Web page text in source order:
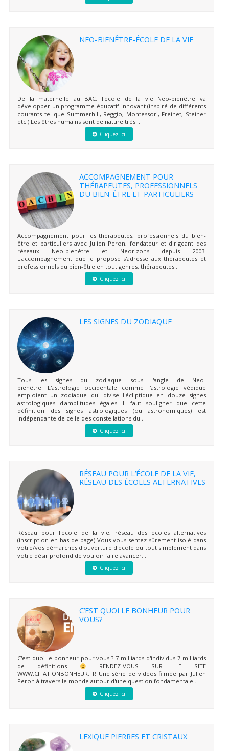
NEO-BIENÊTRE-ÉCOLE DE LA VIE
De la maternelle au BAC, l'école de la vie Neo-bienêtre va
développer un programme éducatif innovant (inspiré de différents
courants tel que Summerhill, Reggio, Montessori, Freinet, Steiner
etc.) Les êtres humains sont de nature très...
Cliquez ici
ACCOMPAGNEMENT POUR
THÉRAPEUTES, PROFESSIONNELS
DU BIEN-ÊTRE ET PARTICULIERS
Accompagnement pour les thérapeutes, professionnels du bien-
être et particuliers avec Julien Peron, fondateur et dirigeant des
réseaux Neo-bienêtre et Neorizons depuis 2003.
L'accompagnement que je propose s'adresse aux thérapeutes et
professionnels du bien-être en tout genres, thérapeutes...
Cliquez ici
LES SIGNES DU ZODIAQUE
Tous les signes du zodiaque sous l'angle de Neo-
bienêtre. L'astrologie occidentale comme l'astrologie védique
emploient un zodiaque qui divise l'écliptique en douze signes
astrologiques d'amplitudes égales. Il faut souligner que cette
définition des signes astrologiques (ou astronomiques) est
indépendante de celle des constellations du...
Cliquez ici
RÉSEAU POUR L’ÉCOLE DE LA VIE,
RÉSEAU DES ÉCOLES ALTERNATIVES
Réseau pour l'école de la vie, réseau des écoles alternatives
(inscription en bas de page) Vous vous sentez sûrement isolé dans
votre/vos démarches d'ouverture d'école ou tout simplement dans
votre désir profond de vouloir faire avancer...
Cliquez ici
C’EST QUOI LE BONHEUR POUR
VOUS?
C'est quoi le bonheur pour vous ? 7 milliards d'individus 7 milliards
de définitions
RENDEZ-VOUS SUR LE SITE
WWW.CITATIONBONHEUR.FR Une série de vidéos filmée par Julien
Peron à travers le monde autour d'une question fondamentale...
Cliquez ici
LEXIQUE PIERRES ET CRISTAUX